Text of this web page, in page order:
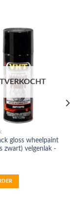
gloss wheelpaint
zwart) velgenlak -